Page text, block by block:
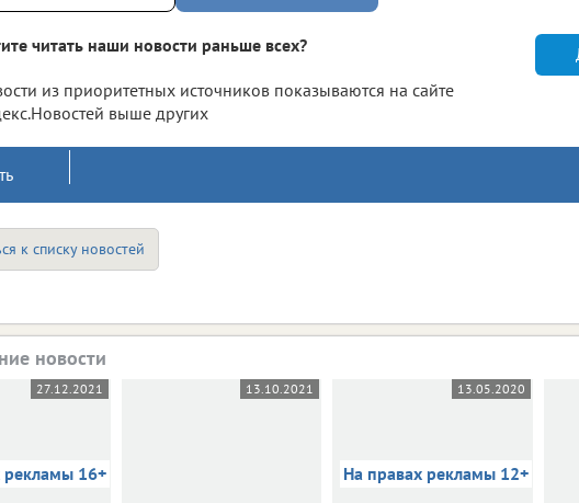
читать наши новости раньше всех?
из приоритетных источников показываются на сайте
выше других
к списку новостей
новости
27.12.2021
рекламы 16+
13.10.2021 13.05.2020
На правах рекламы 12+